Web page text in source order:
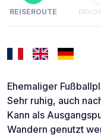
REISEROUTE
Ehemaliger
Sehr ruhig, auch
Kann als
Wandern genutzt